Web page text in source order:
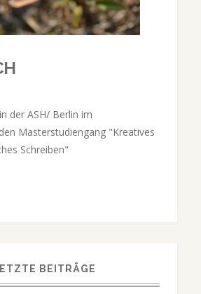
der ASH/ Berlin im
Masterstudiengang "Kreatives
Schreiben"
BEITRÄGE